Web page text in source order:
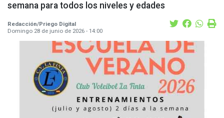
semana para todos los niveles y edades
Redacción/Priego Digital
Domingo 28 de junio de 2026 - 14:00